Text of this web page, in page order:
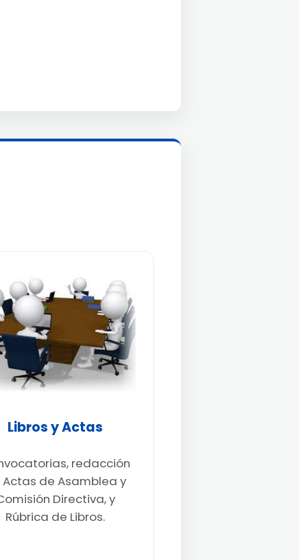
Libros y Actas
redacción
Actas de Asamblea y
Directiva, y
Rúbrica de Libros.